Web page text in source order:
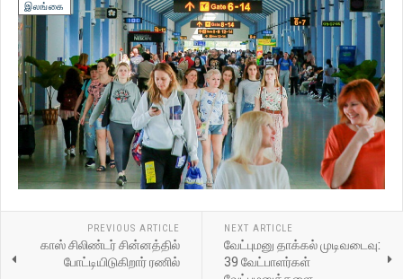
இலங்கை
PREVIOUS ARTICLE
காஸ் சிலிண்டர் சின்னத்தில்
போட்டியிடுகிறார் ரணில்
NEXT ARTICLE
வேட்புமனு தாக்கல் முடிவடைவு:
39 வேட்பாளர்கள்